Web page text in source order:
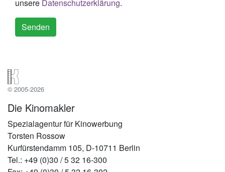
unsere Datenschutzerklärung.
© 2005-2026
Die Kinomakler
Spezialagentur für Kinowerbung
Torsten Rossow
Kurfürstendamm 105, D-10711 Berlin
Tel.: +49 (0)30 / 5 32 16-300